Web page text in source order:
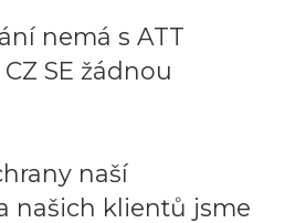
nemá s ATT
SE žádnou
naší
našich klientů jsme